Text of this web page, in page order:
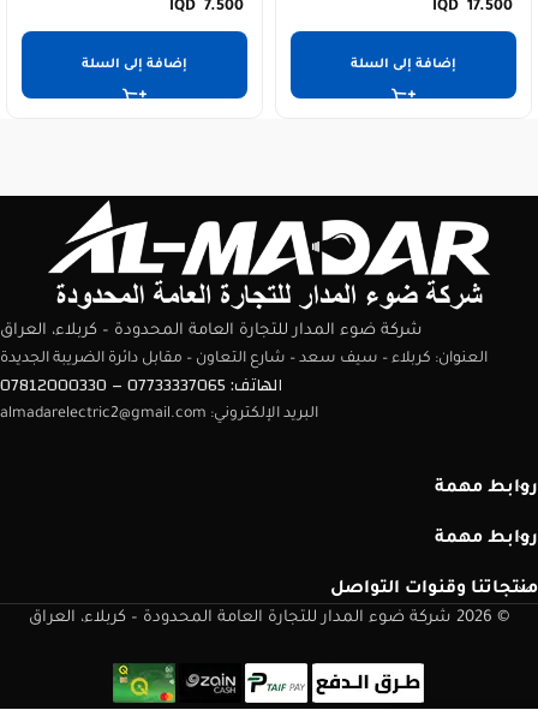
17.500
إضافة إلى السلة
7.500
إضافة إلى السلة
شركة ضوء المدار للتجارة العامة المحدودة – كربلاء، العراق
العنوان: كربلاء – سيف سعد – شارع التعاون – مقابل دائرة الضريبة الجديدة
الهاتف: 07733337065 – 07812000330
البريد الإلكتروني: almadarelectric2@gmail.com
روابط مهمة
روابط مهمة
منتجاتنا وقنوات التواصل
© 2026 شركة ضوء المدار للتجارة العامة المحدودة – كربلاء، العراق